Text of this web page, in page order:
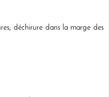
déchirure dans la marge des